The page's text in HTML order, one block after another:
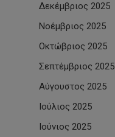
Δεκέμβριος 2025
Νοέμβριος 2025
Οκτώβριος 2025
Σεπτέμβριος 2025
Αύγουστος 2025
Ιούλιος 2025
Ιούνιος 2025